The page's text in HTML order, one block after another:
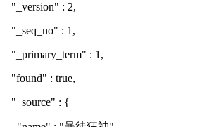
"_version" : 2,
"_seq_no" : 1,
"_primary_term" : 1,
"found" : true,
"_source" : {